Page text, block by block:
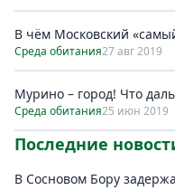
В чём Московский
Среда обитания27 авг 2019
Мурино – город! Что
Среда обитания25 июн 2019
Последние
В Сосновом Бору